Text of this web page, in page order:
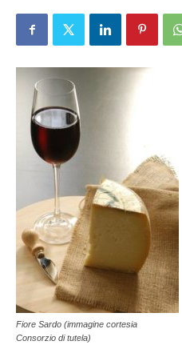
Fiore Sardo (immagine cortesia
Consorzio di tutela)